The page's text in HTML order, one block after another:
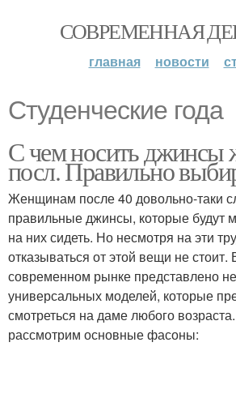
СОВРЕМЕННАЯ
главная новости
Студенческие года
С чем носить
посл. Правильно
Женщинам после 40 довольно-таки
правильные джинсы, которые будут
на них сидеть. Но несмотря на эти
отказываться от этой вещи не стоит.
современном рынке представлено
универсальных моделей, которые
смотреться на даме любого
рассмотрим основные фасоны: